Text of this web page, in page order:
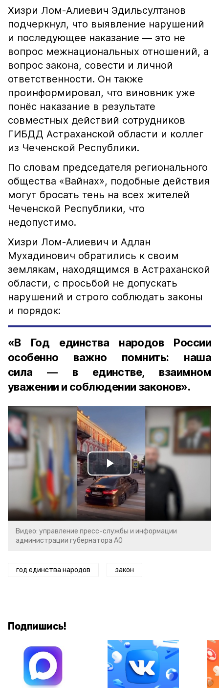
Хизри Лом-Алиевич Эдильсултанов
подчеркнул, что выявление нарушений
и последующее наказание — это не
вопрос межнациональных отношений, а
вопрос закона, совести и личной
ответственности. Он также
проинформировал, что виновник уже
понёс наказание в результате
совместных действий сотрудников
ГИБДД Астраханской области и коллег
из Чеченской Республики.
По словам председателя регионального
общества «Вайнах», подобные действия
могут бросать тень на всех жителей
Чеченской Республики, что
недопустимо.
Хизри Лом-Алиевич и Адлан
Мухадинович обратились к своим
землякам, находящимся в Астраханской
области, с просьбой не допускать
нарушений и строго соблюдать законы
и порядок:
«В Год единства народов России
особенно важно помнить: наша
сила — в единстве, взаимном
уважении и соблюдении законов».
Play
Video
Видео: управление пресс-службы и информации
администрации губернатора АО
год единства народов закон
Подпишись!